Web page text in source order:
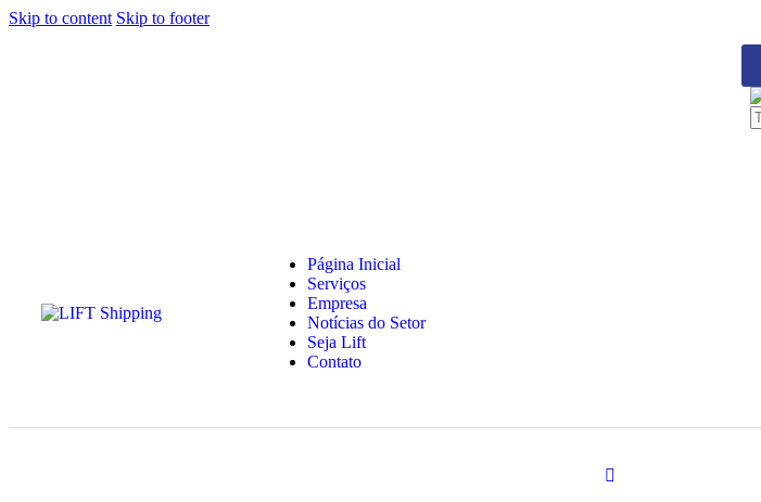
Skip to content Skip to footer
Página Inicial
Serviços
Empresa
Notícias do Setor
Seja Lift
Contato